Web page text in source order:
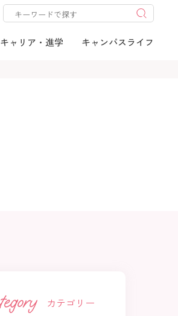
キャリア・進学 キャンパスライフ
カテゴリー